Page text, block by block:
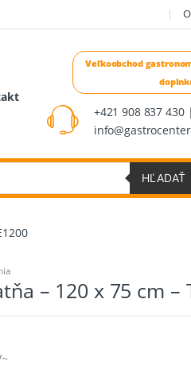
+421 908 837 430
HĽADAŤ
– 120 x 75 cm –